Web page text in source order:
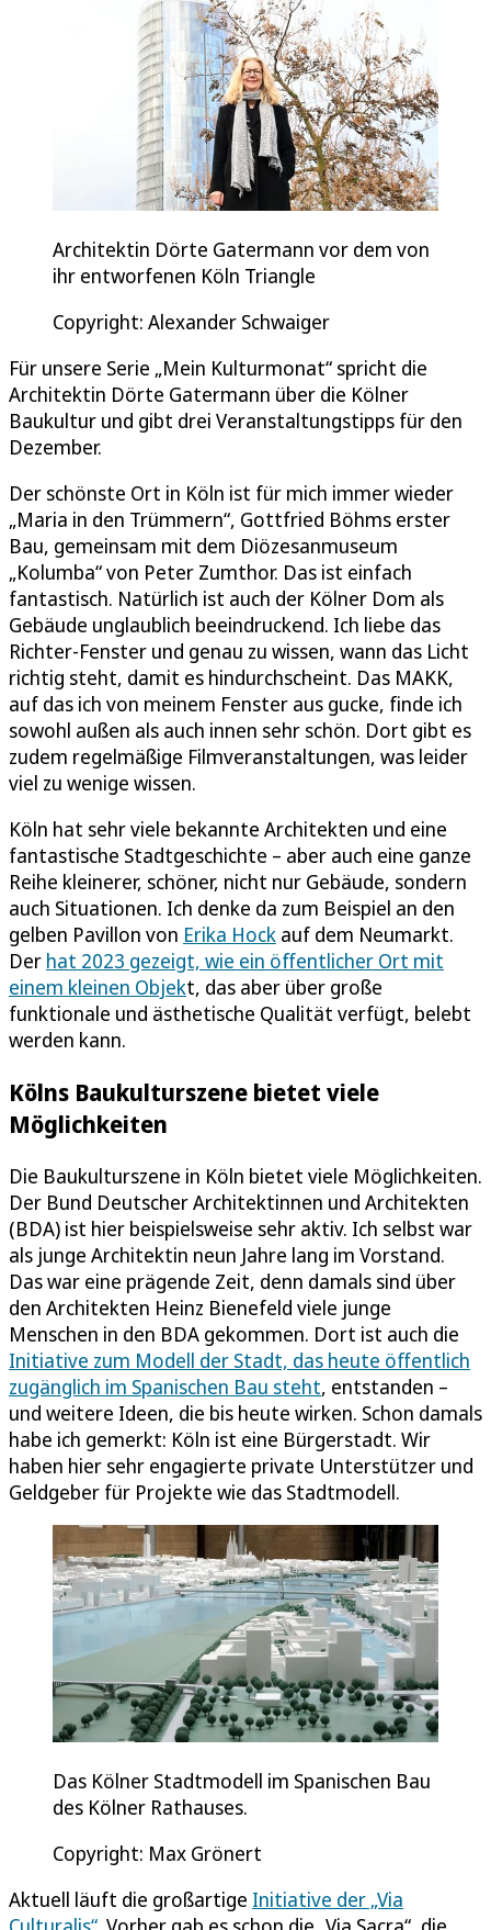
Architektin Dörte Gatermann vor dem von
ihr entworfenen Köln Triangle
Copyright: Alexander Schwaiger
Für unsere Serie „Mein Kulturmonat“ spricht die
Architektin Dörte Gatermann über die Kölner
Baukultur und gibt drei Veranstaltungstipps für den
Dezember.
Der schönste Ort in Köln ist für mich immer wieder
„Maria in den Trümmern“, Gottfried Böhms erster
Bau, gemeinsam mit dem Diözesanmuseum
„Kolumba“ von Peter Zumthor. Das ist einfach
fantastisch. Natürlich ist auch der Kölner Dom als
Gebäude unglaublich beeindruckend. Ich liebe das
Richter-Fenster und genau zu wissen, wann das Licht
richtig steht, damit es hindurchscheint. Das MAKK,
auf das ich von meinem Fenster aus gucke, finde ich
sowohl außen als auch innen sehr schön. Dort gibt es
zudem regelmäßige Filmveranstaltungen, was leider
viel zu wenige wissen.
Köln hat sehr viele bekannte Architekten und eine
fantastische Stadtgeschichte – aber auch eine ganze
Reihe kleinerer, schöner, nicht nur Gebäude, sondern
auch Situationen. Ich denke da zum Beispiel an den
gelben Pavillon von Erika Hock auf dem Neumarkt.
Der hat 2023 gezeigt, wie ein öffentlicher Ort mit
einem kleinen Objekt, das aber über große
funktionale und ästhetische Qualität verfügt, belebt
werden kann.
Kölns Baukulturszene bietet viele
Möglichkeiten
Die Baukulturszene in Köln bietet viele Möglichkeiten.
Der Bund Deutscher Architektinnen und Architekten
(BDA) ist hier beispielsweise sehr aktiv. Ich selbst war
als junge Architektin neun Jahre lang im Vorstand.
Das war eine prägende Zeit, denn damals sind über
den Architekten Heinz Bienefeld viele junge
Menschen in den BDA gekommen. Dort ist auch die
Initiative zum Modell der Stadt, das heute öffentlich
zugänglich im Spanischen Bau steht, entstanden –
und weitere Ideen, die bis heute wirken. Schon damals
habe ich gemerkt: Köln ist eine Bürgerstadt. Wir
haben hier sehr engagierte private Unterstützer und
Geldgeber für Projekte wie das Stadtmodell.
Das Kölner Stadtmodell im Spanischen Bau
des Kölner Rathauses.
Copyright: Max Grönert
Aktuell läuft die großartige Initiative der „Via